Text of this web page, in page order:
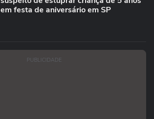
em festa de aniversário em SP
PUBLICIDADE